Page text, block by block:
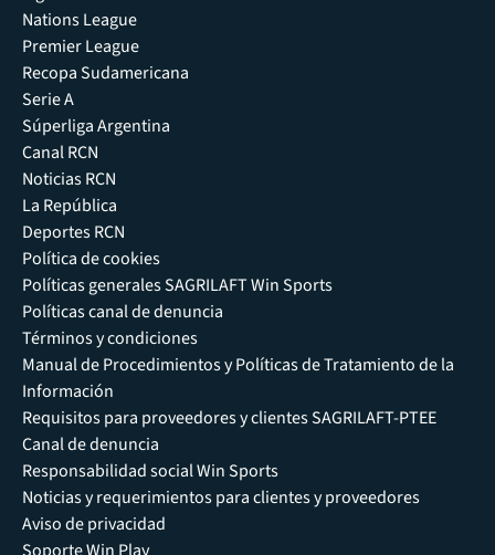
Nations League
Premier League
Recopa Sudamericana
Serie A
Súperliga Argentina
Canal RCN
Noticias RCN
La República
Deportes RCN
Política de cookies
Políticas generales SAGRILAFT Win Sports
Políticas canal de denuncia
Términos y condiciones
Manual de Procedimientos y Políticas de Tratamiento de la
Información
Requisitos para proveedores y clientes SAGRILAFT-PTEE
Canal de denuncia
Responsabilidad social Win Sports
Noticias y requerimientos para clientes y proveedores
Aviso de privacidad